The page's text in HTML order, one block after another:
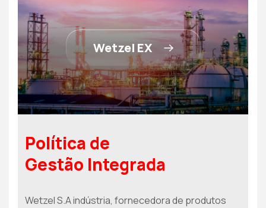
Wetzel EX
Política de
Gestão Integrada
Wetzel S.A indústria, fornecedora de produtos